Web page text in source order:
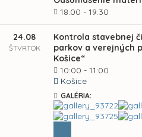
18:00 - 19:30
24.08
ŠTVRTOK
Kontrola stavebnej
parkov a verejných
Košice“
10:00 - 11:00
Košice
GALÉRIA: